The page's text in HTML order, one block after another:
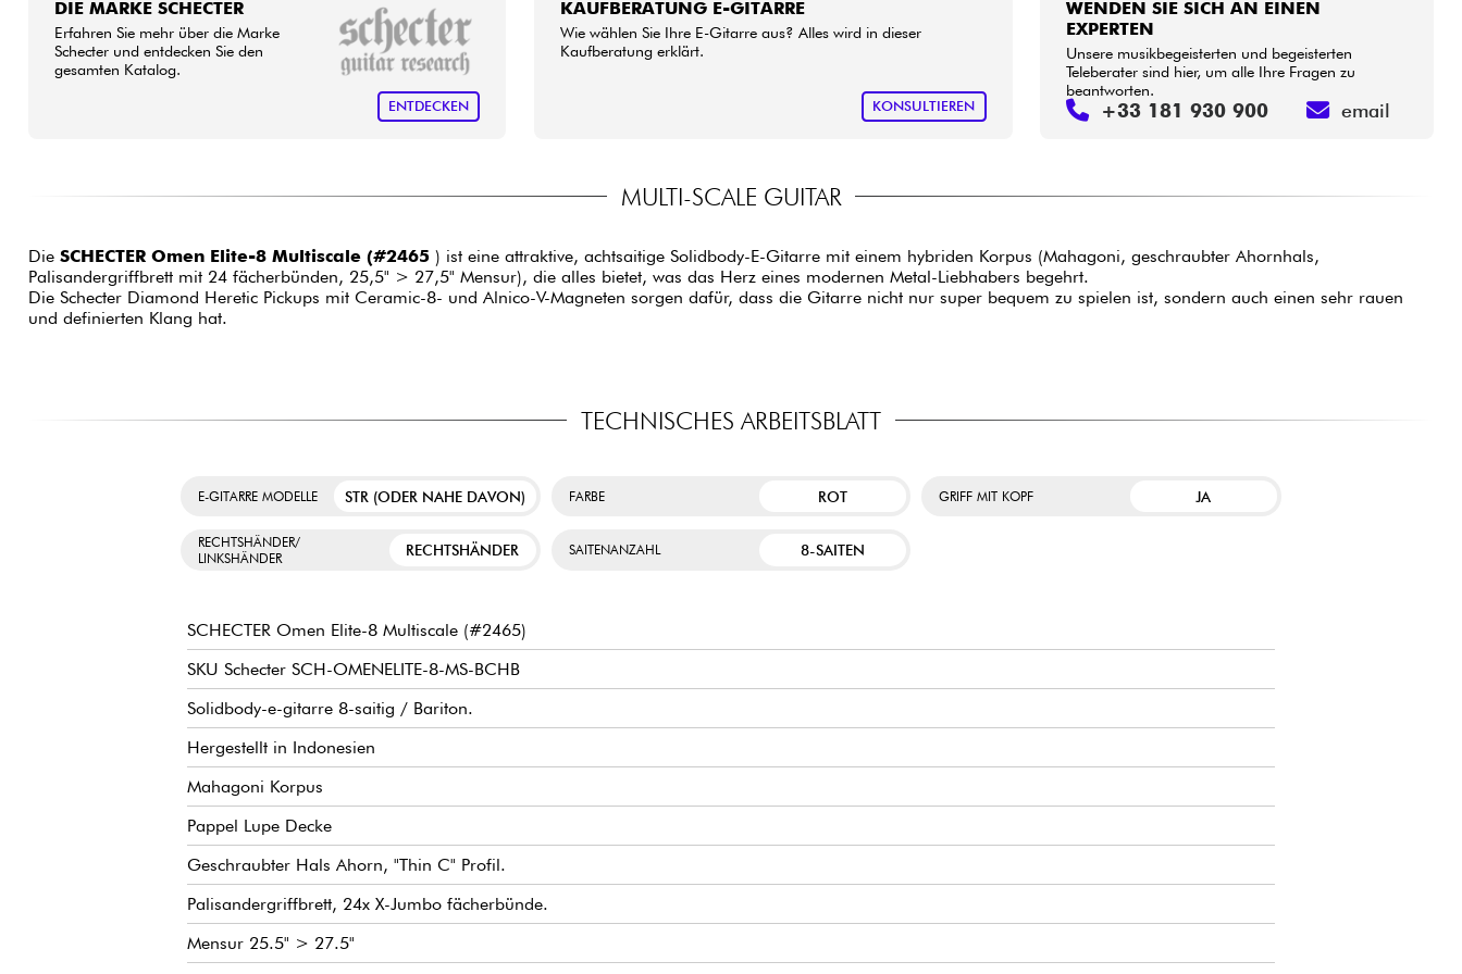
DIE MARKE SCHECTER
Erfahren Sie mehr über die Marke
Schecter und entdecken Sie den
gesamten Katalog.
ENTDECKEN
KAUFBERATUNG E-GITARRE
Wie wählen Sie Ihre E-Gitarre aus? Alles wird in dieser
Kaufberatung erklärt.
KONSULTIEREN
WENDEN SIE SICH AN EINEN
EXPERTEN
Unsere musikbegeisterten und begeisterten
Teleberater sind hier, um alle Ihre Fragen zu
beantworten.
+33 181 930 900 email
MULTI-SCALE GUITAR
Die SCHECTER Omen Elite-8 Multiscale (#2465) ist eine attraktive, achtsaitige Solidbody-E-Gitarre mit einem hybriden Korpus (Mahagoni, geschraubter Ahornhals,
Palisandergriffbrett mit 24 fächerbünden, 25,5" > 27,5" Mensur), die alles bietet, was das Herz eines modernen Metal-Liebhabers begehrt.
Die Schecter Diamond Heretic Pickups mit Ceramic-8- und Alnico-V-Magneten sorgen dafür, dass die Gitarre nicht nur super bequem zu spielen ist, sondern auch einen sehr rauen
und definierten Klang hat.
TECHNISCHES ARBEITSBLATT
E-GITARRE MODELLE STR (ODER NAHE DAVON) FARBE ROT GRIFF MIT KOPF JA
RECHTSHÄNDER/
LINKSHÄNDER
RECHTSHÄNDER SAITENANZAHL 8-SAITEN
SCHECTER Omen Elite-8 Multiscale (#2465)
SKU Schecter SCH-OMENELITE-8-MS-BCHB
Solidbody-e-gitarre 8-saitig / Bariton.
Hergestellt in Indonesien
Mahagoni Korpus
Pappel Lupe Decke
Geschraubter Hals Ahorn, "Thin C" Profil.
Palisandergriffbrett, 24x X-Jumbo fächerbünde.
Mensur 25.5" > 27.5"